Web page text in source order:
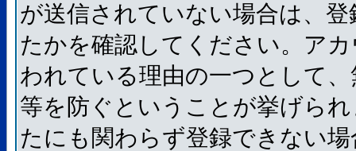
が送信されていない場合は、
たかを確認してください。ア
われている理由の一つとして
等を防ぐということが挙げら
たにも関わらず登録できない